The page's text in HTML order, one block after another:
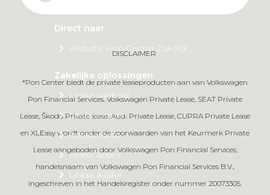
Direct naar
Website Pon Center Zakelijk
Zakelijke oplossingen
Lease aanbod
Leasevormen
Berijdersinfo
Lease acties
Lease a Bike
DISCLAIMER
*Pon Center biedt de private leaseproducten aan van Volkswagen
Pon Financial Services. Volkswagen Private Lease, SEAT Private
Lease, Škoda Private lease. Audi Private Lease, CUPRA Private Lease
en XLEasy wordt onder de voorwaarden van het Keurmerk Private
Lease aangeboden door Volkswagen Pon Financial Services,
handelsnaam van Volkswagen Pon Financial Services B.V.,
ingeschreven in het Handelsregister onder nummer 20073305.